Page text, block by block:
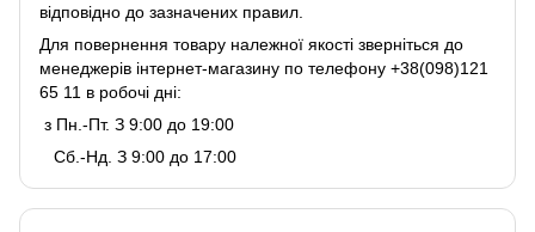
відповідно до зазначених правил.
Для повернення товару належної якості зверніться до
менеджерів інтернет-магазину по телефону +38(098)121
65 11 в робочі дні:
з Пн.-Пт. З 9:00 до 19:00
Сб.-Нд. З 9:00 до 17:00